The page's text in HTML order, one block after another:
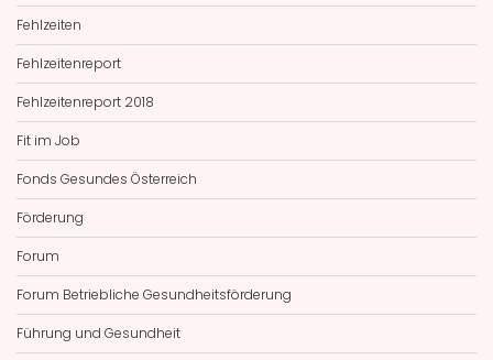
Fehlzeiten
Fehlzeitenreport
Fehlzeitenreport 2018
Fit im Job
Fonds Gesundes Österreich
Förderung
Forum
Forum Betriebliche Gesundheitsförderung
Führung und Gesundheit